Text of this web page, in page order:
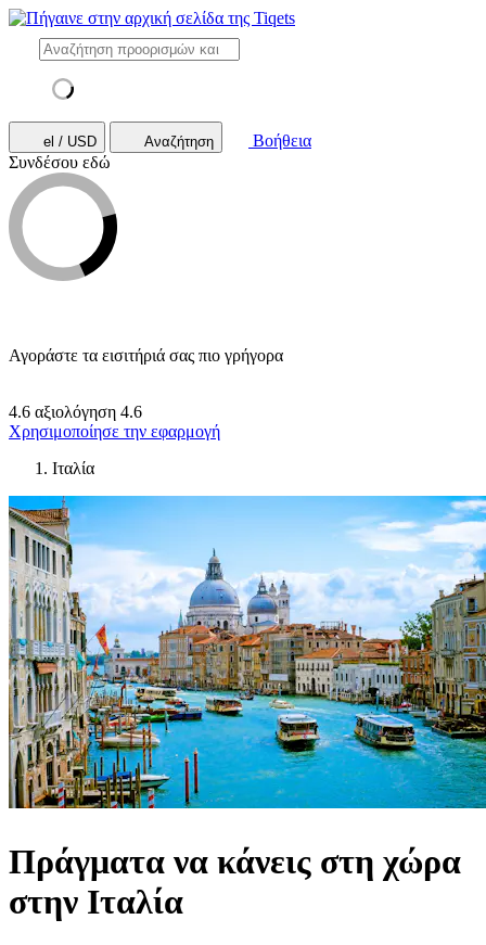
el / USD Αναζήτηση
Βοήθεια
Συνδέσου εδώ
Αγοράστε τα εισιτήριά σας πιο γρήγορα
4.6 αξιολόγηση 4.6
Χρησιμοποίησε την εφαρμογή
Ιταλία
Πράγματα να κάνεις στη χώρα
στην Ιταλία